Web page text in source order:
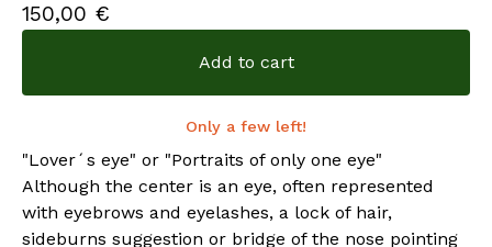
150,00 €
Add to cart
Only a few left!
"Lover´s eye" or "Portraits of only one eye"
Although the center is an eye, often represented
with eyebrows and eyelashes, a lock of hair,
sideburns suggestion or bridge of the nose pointing